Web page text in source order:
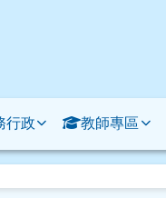
行政 教師專區